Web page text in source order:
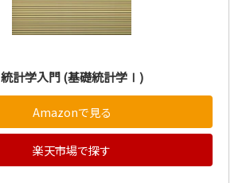
統計学入門 (基礎統計学Ⅰ)
Amazonで見る
楽天市場で探す